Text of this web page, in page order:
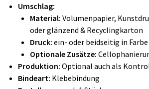
Umschlag:
Material: Volumenpapier,
oder glänzend & Recyclingkarton
Druck: ein- oder beidseitig in Farbe
Optionale Zusätze:
Produktion: Optional auch als
Bindeart: Klebebindung